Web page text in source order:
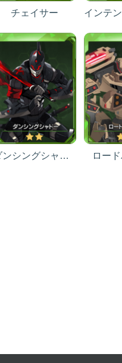
チェイサー
ダンシングシャドー ロー